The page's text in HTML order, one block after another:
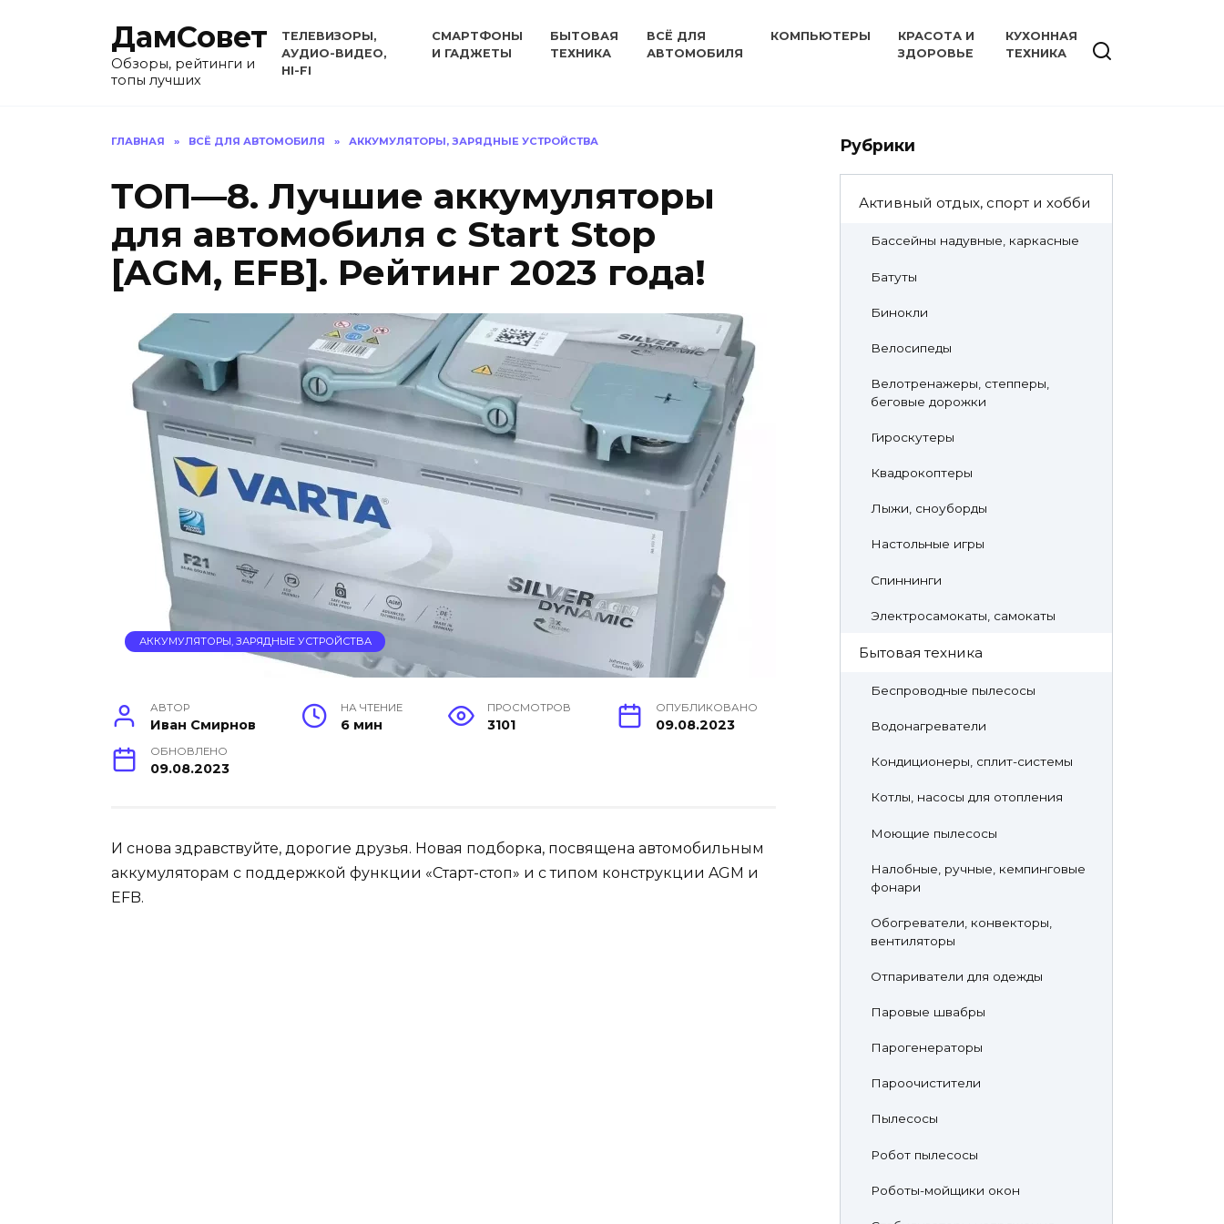
ДамСовет
Обзоры, рейтинги и
топы лучших
ТЕЛЕВИЗОРЫ,
АУДИО-ВИДЕО,
HI-FI
СМАРТФОНЫ
И ГАДЖЕТЫ
БЫТОВАЯ
ТЕХНИКА
ВСЁ ДЛЯ
АВТОМОБИЛЯ
КОМПЬЮТЕРЫ
КРАСОТА И
ЗДОРОВЬЕ
КУХОННАЯ
ТЕХНИКА
ГЛАВНАЯ » ВСЁ ДЛЯ АВТОМОБИЛЯ » АККУМУЛЯТОРЫ, ЗАРЯДНЫЕ УСТРОЙСТВА
ТОП—8. Лучшие аккумуляторы
для автомобиля с Start Stop
[AGM, EFB]. Рейтинг 2023 года!
АККУМУЛЯТОРЫ, ЗАРЯДНЫЕ УСТРОЙСТВА
АВТОР
Иван Смирнов
НА ЧТЕНИЕ
6 мин
ПРОСМОТРОВ
3101
ОПУБЛИКОВАНО
09.08.2023
ОБНОВЛЕНО
09.08.2023
И снова здравствуйте, дорогие друзья. Новая подборка, посвящена автомобильным
аккумуляторам с поддержкой функции «Старт-стоп» и с типом конструкции AGM и
EFB.
Рубрики
Активный отдых, спорт и хобби
Бассейны надувные, каркасные
Батуты
Бинокли
Велосипеды
Велотренажеры, степперы,
беговые дорожки
Гироскутеры
Квадрокоптеры
Лыжи, сноуборды
Настольные игры
Спиннинги
Электросамокаты, самокаты
Бытовая техника
Беспроводные пылесосы
Водонагреватели
Кондиционеры, сплит-системы
Котлы, насосы для отопления
Моющие пылесосы
Налобные, ручные, кемпинговые
фонари
Обогреватели, конвекторы,
вентиляторы
Отпариватели для одежды
Паровые швабры
Парогенераторы
Пароочистители
Пылесосы
Робот пылесосы
Роботы-мойщики окон